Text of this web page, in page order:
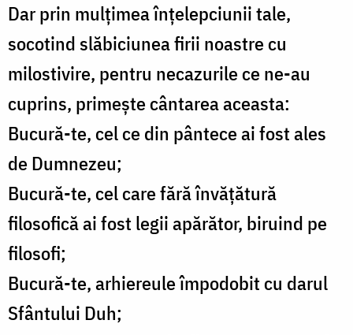
Dar prin mulțimea înțelepciunii tale,
socotind slăbiciunea firii noastre cu
milostivire, pentru necazurile ce ne-au
cuprins, primește cân­tarea aceasta:
Bucură-te, cel ce din pântece ai fost ales
de Dumnezeu;
Bucură-te, cel care fără învățătură
filosofică ai fost legii apărător, biruind pe
filosofi;
Bucură-te, arhiereule împodobit cu darul
Sfântului Duh;